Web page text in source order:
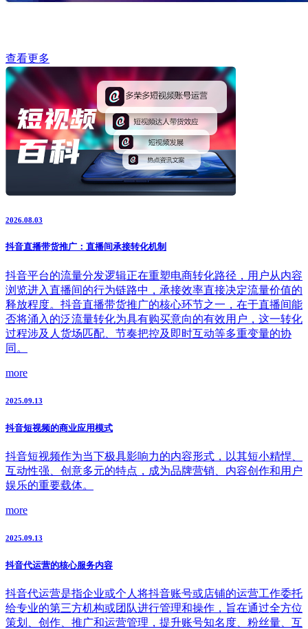
查看更多
2026.08.03
抖音直播带货推广：直播间承接转化机制
抖音平台的流量分发逻辑正在重塑电商转化路径，用户从内容
浏览进入直播间的行为链路中，承接效率直接决定流量价值的
释放程度。抖音直播带货推广的核心环节之一，在于直播间能
否将涌入的泛流量转化为具有购买意向的有效用户，这一转化
过程涉及人货场匹配、节奏把控及即时互动等多重变量的协
同。
more
2025.09.13
抖音短视频的商业应用模式
抖音短视频作为当下极具影响力的内容形式，以其短小精悍、
互动性强、创意多元的特点，成为品牌营销、内容创作和用户
娱乐的重要载体。
more
2025.09.13
抖音代运营的核心服务内容
抖音代运营是指企业或个人将抖音账号或店铺的运营工作委托
给专业的第三方机构或团队进行管理和操作，旨在通过全方位
策划、创作、推广和运营管理，提升账号知名度、粉丝量、互